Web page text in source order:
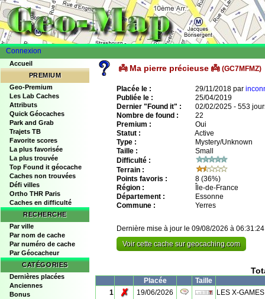
Connexion
Accueil
PREMIUM
Geo-Premium
Les Lab Caches
Attributs
Quick Géocaches
Park and Grab
Trajets TB
Favorite scores
La plus favorisée
La plus trouvée
Top Found it géocache
Caches non trouvées
Défi villes
Ortho THR Paris
Caches en difficulté
RECHERCHE
Par ville
Par nom de cache
Par numéro de cache
Par Géocacheur
CATÉGORIES
Dernières placées
Anciennes
Bonus
👼 Ma pierre précieuse 👼 (GC7MFMZ)
Placée le : 29/11/2018 par
Publiée le :
25/04/2019
Dernier "Found it" :
02/02/2025 - 553
Nombre de found :
22
Premium :
Oui
Statut :
Active
Type :
Mystery/Unknown
Taille :
Small
Difficulté :
Terrain :
Points favoris :
8 (36%)
Région :
Île-de-France
Département :
Essonne
Commune :
Yerres
Dernière mise à jour le 09/08/2026 à 06:31:24
Voir cette cache sur geocaching.com
Placée
Taille
1
✗ 19/06/2026
LES X-